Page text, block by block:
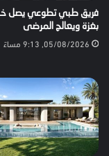
فريق طبي تطوعي يصل
بغزة ويعالج المرضى
05/08/2026, 9:13 مساءً